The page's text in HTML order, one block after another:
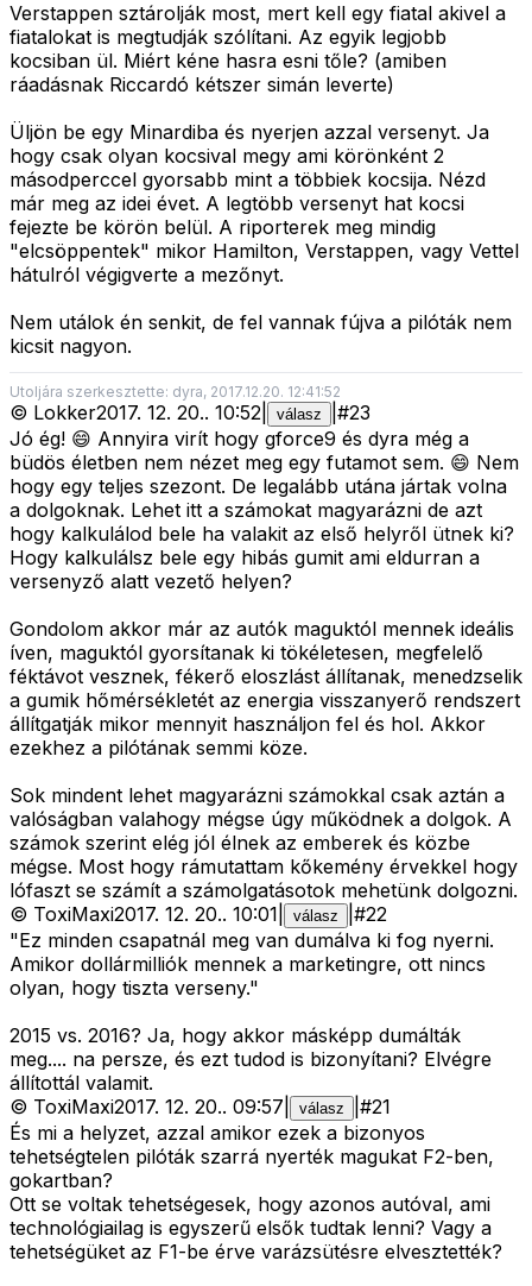
Verstappen sztárolják most, mert kell egy fiatal akivel a
fiatalokat is megtudják szólítani. Az egyik legjobb
kocsiban ül. Miért kéne hasra esni tőle? (amiben
ráadásnak Riccardó kétszer simán leverte)
Üljön be egy Minardiba és nyerjen azzal versenyt. Ja
hogy csak olyan kocsival megy ami körönként 2
másodperccel gyorsabb mint a többiek kocsija. Nézd
már meg az idei évet. A legtöbb versenyt hat kocsi
fejezte be körön belül. A riporterek meg mindig
"elcsöppentek" mikor Hamilton, Verstappen, vagy Vettel
hátulról végigverte a mezőnyt.
Nem utálok én senkit, de fel vannak fújva a pilóták nem
kicsit nagyon.
Utoljára szerkesztette: dyra, 2017.12.20. 12:41:52
© Lokker2017. 12. 20.. 10:52 válasz #23
Jó ég! 😄 Annyira virít hogy gforce9 és dyra még a
büdös életben nem nézet meg egy futamot sem. 😄 Nem
hogy egy teljes szezont. De legalább utána jártak volna
a dolgoknak. Lehet itt a számokat magyarázni de azt
hogy kalkulálod bele ha valakit az első helyről ütnek ki?
Hogy kalkulálsz bele egy hibás gumit ami eldurran a
versenyző alatt vezető helyen?
Gondolom akkor már az autók maguktól mennek ideális
íven, maguktól gyorsítanak ki tökéletesen, megfelelő
féktávot vesznek, fékerő eloszlást állítanak, menedzselik
a gumik hőmérsékletét az energia visszanyerő rendszert
állítgatják mikor mennyit használjon fel és hol. Akkor
ezekhez a pilótának semmi köze.
Sok mindent lehet magyarázni számokkal csak aztán a
valóságban valahogy mégse úgy működnek a dolgok. A
számok szerint elég jól élnek az emberek és közbe
mégse. Most hogy rámutattam kőkemény érvekkel hogy
lófaszt se számít a számolgatásotok mehetünk dolgozni.
© ToxiMaxi2017. 12. 20.. 10:01 válasz #22
"Ez minden csapatnál meg van dumálva ki fog nyerni.
Amikor dollármilliók mennek a marketingre, ott nincs
olyan, hogy tiszta verseny."
2015 vs. 2016? Ja, hogy akkor másképp dumálták
meg.... na persze, és ezt tudod is bizonyítani? Elvégre
állítottál valamit.
© ToxiMaxi2017. 12. 20.. 09:57 válasz #21
És mi a helyzet, azzal amikor ezek a bizonyos
tehetségtelen pilóták szarrá nyerték magukat F2-ben,
gokartban?
Ott se voltak tehetségesek, hogy azonos autóval, ami
technológiailag is egyszerű elsők tudtak lenni? Vagy a
tehetségüket az F1-be érve varázsütésre elvesztették?